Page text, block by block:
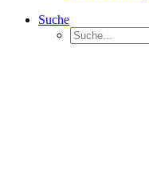
Suche